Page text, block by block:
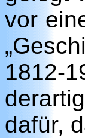
vor
1812-
dafür,